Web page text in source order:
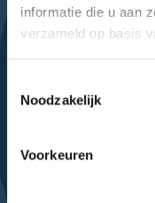
informatie die u aan
verzameld op basis
Noodzakelijk
Voorkeuren
LinkedIn
Topaz Haagwijk